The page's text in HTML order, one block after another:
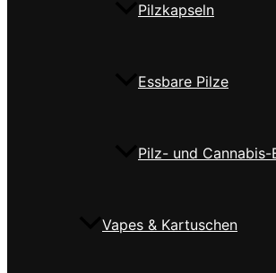
Pilzkapseln
Essbare Pilze
Pilz- und Cannabis-
Vapes & Kartuschen